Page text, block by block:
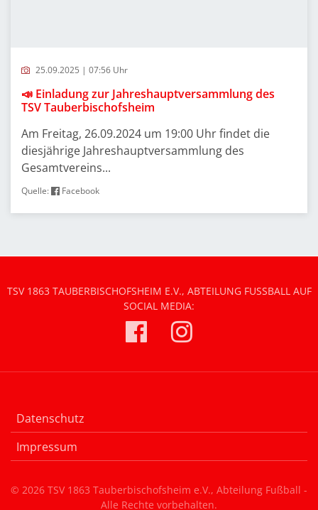
25.09.2025 | 07:56 Uhr
📣 Einladung zur Jahreshauptversammlung des
TSV Tauberbischofsheim
Am Freitag, 26.09.2024 um 19:00 Uhr findet die
diesjährige Jahreshauptversammlung des
Gesamtvereins...
Quelle: Facebook
TSV 1863 TAUBERBISCHOFSHEIM E.V., ABTEILUNG FUSSBALL AUF S
OCIAL MEDIA:
Datenschutz
Impressum
© 2026 TSV 1863 Tauberbischofsheim e.V., Abteilung Fußball -
Alle Rechte vorbehalten.